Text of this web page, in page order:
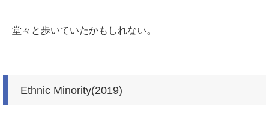
堂々と歩いていたかもしれない。
Ethnic Minority(2019)